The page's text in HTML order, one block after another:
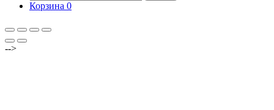
Корзина 0
-->